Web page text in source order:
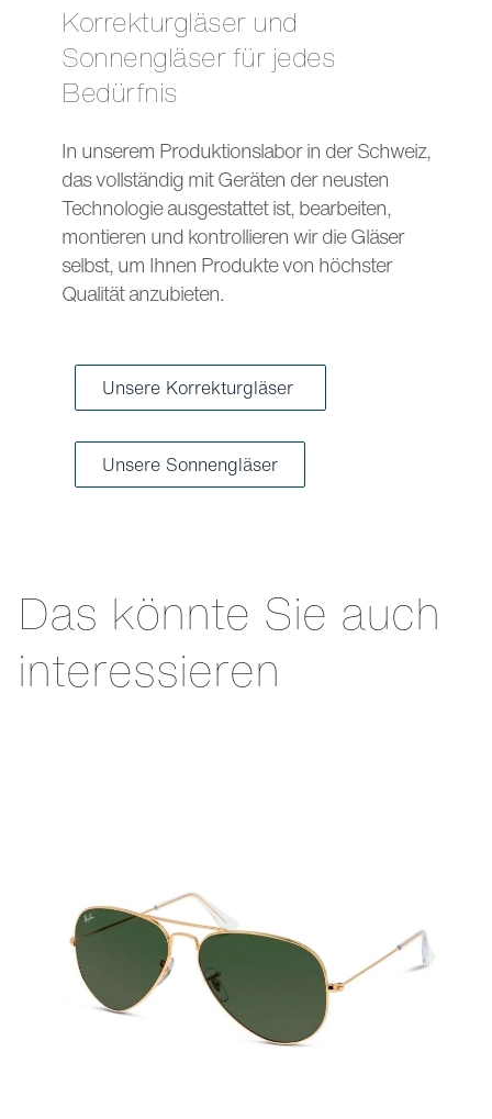
Korrekturgläser und
Sonnengläser für jedes
Bedürfnis
In unserem Produktionslabor in der Schweiz,
das vollständig mit Geräten der neusten
Technologie ausgestattet ist, bearbeiten,
montieren und kontrollieren wir die Gläser
selbst, um Ihnen Produkte von höchster
Qualität anzubieten.
Unsere Korrekturgläser
Unsere Sonnengläser
Das könnte Sie auch
interessieren